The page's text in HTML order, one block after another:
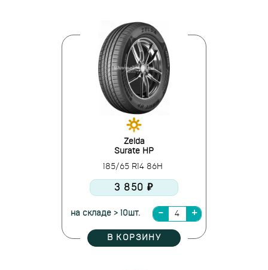
Zelda
Surate HP
185/65 R14 86H
3 850 ₽
на складе > 10шт.
В КОРЗИНУ